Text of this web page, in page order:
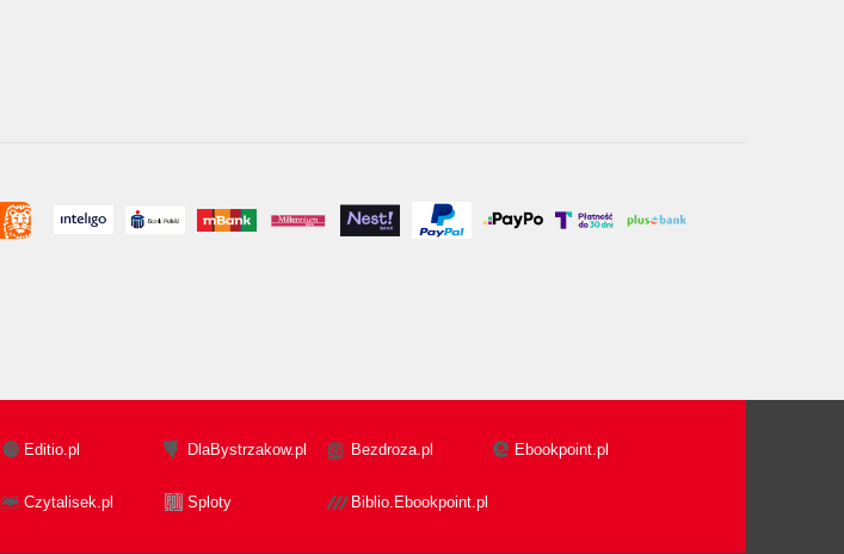
Editio.pl DlaBystrzakow.pl Bezdroza.pl Ebookpoint.pl
Czytalisek.pl Sploty Biblio.Ebookpoint.pl